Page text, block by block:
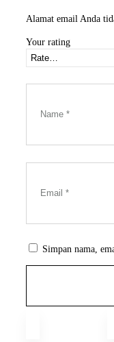
Alamat email Anda
Your rating
Simpan nama,